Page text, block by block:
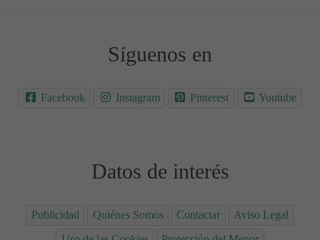
Síguenos en
Facebook Instagram Pinterest Youtube
Datos de interés
Publicidad Quiénes Somos Contactar
Aviso Legal